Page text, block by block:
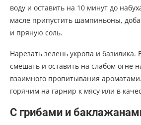
воду и оставить на 10 минут до
масле припустить шампиньоны,
и пряную соль.
Нарезать зелень укропа и базилика.
смешать и оставить на слабом огне
взаимного пропитывания
горячим на гарнир к мясу или в
С грибами и